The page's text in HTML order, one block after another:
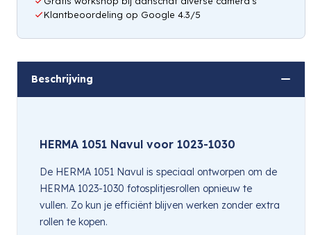
Klantbeoordeling op Google 4.3/5
Beschrijving
HERMA 1051 Navul voor 1023-1030
De HERMA 1051 Navul is speciaal ontworpen om de
HERMA 1023-1030 fotosplitjesrollen opnieuw te
vullen. Zo kun je efficiënt blijven werken zonder extra
rollen te kopen.